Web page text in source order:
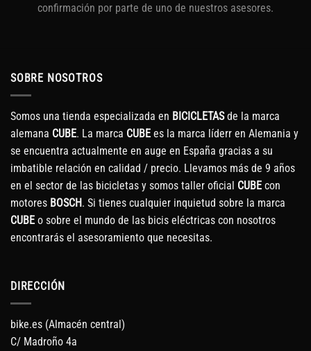
confirmación por parte de uno de nuestros asesores.
SOBRE NOSOTROS
Somos una tienda especializada en BICICLETASde la marca
alemana CUBE. La marca CUBE es la marca líderr en Alemania y
se encuentra actualmente en auge en España gracias a su
imbatible relación en calidad / precio. Llevamos más de 9 años
en el sector de las bicicletas y somos taller oficial CUBE con
motores BOSCH. Si tienes cualquier inquietud sobre la marca
CUBE o sobre el mundo de las bicis eléctricas con nosotros
encontrarás el asesoramiento que necesitas.
DIRECCIÓN
bike.es (Almacén central)
C/ Madroño 4a